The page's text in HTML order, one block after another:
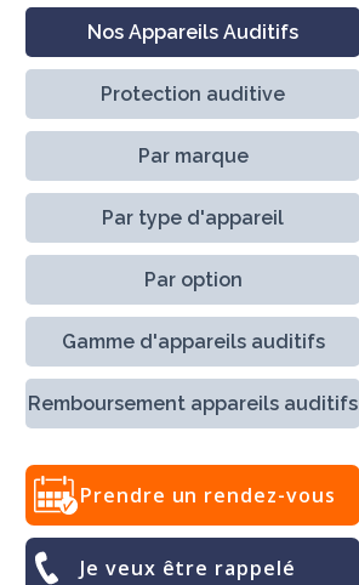
Nos Appareils Auditifs
Protection auditive
Par marque
Par type d'appareil
Par option
Gamme d'appareils auditifs
Remboursement appareils auditifs
Prendre un rendez-vous
Je veux être rappelé